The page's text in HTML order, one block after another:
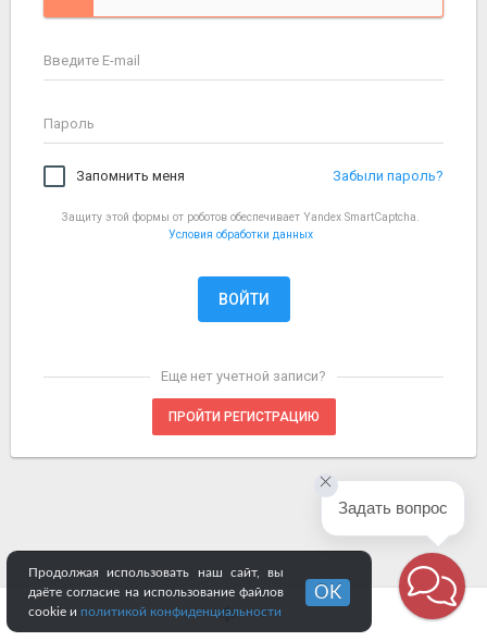
Запомнить меня Забыли пароль?
Защиту этой формы от роботов обеспечивает Yandex SmartCaptcha.
Условия обработки данных
Еще нет учетной записи?
ПРОЙТИ РЕГИСТРАЦИЮ
Продолжая использовать наш сайт, вы
даёте согласие на использование файлов
cookie и политикой конфиденциальности
OK
Задать вопрос